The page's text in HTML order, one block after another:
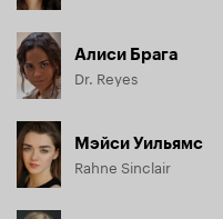
Алиси Брага
Dr. Reyes
Мэйси Уильямс
Rahne Sinclair